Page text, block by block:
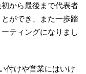
から最後まで代表者
ができ、また一歩踏
ティングになりまし
付けや営業にはいけ